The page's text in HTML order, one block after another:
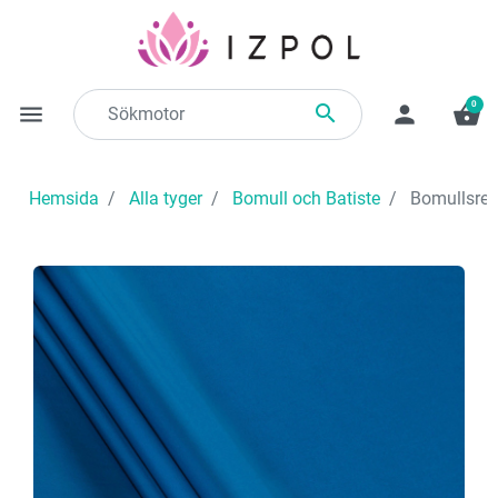
menu  person shopping_basket
0
Hemsida Alla tyger Bomull och Batiste